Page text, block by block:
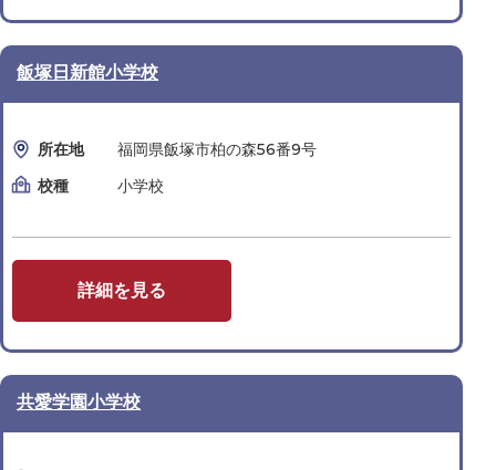
飯塚日新館小学校
所在地
福岡県飯塚市柏の森56番9号
校種
小学校
詳細を見る
共愛学園小学校